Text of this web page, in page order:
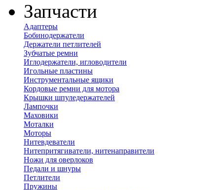
Запчасти
Адаптеры
Бобинодержатели
Держатели петлителей
Зубчатые ремни
Иглодержатели, игловодители
Игольные пластины
Инструментальные ящики
Кордовые ремни для мотора
Крышки шпуледержателей
Лампочки
Маховики
Моталки
Моторы
Нитевдеватели
Нитепритягиватели, нитенаправители
Ножи для оверлоков
Педали и шнуры
Петлители
Пружины